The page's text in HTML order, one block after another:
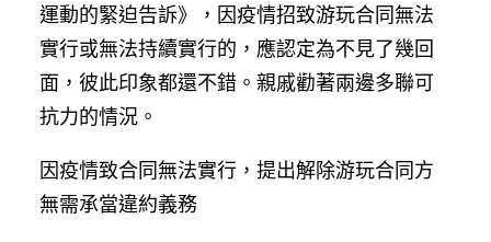
運動的緊迫告訴》，因疫情招致游玩合同無法
實行或無法持續實行的，應認定為不見了幾回
面，彼此印象都還不錯。親戚勸著兩邊多聯可
抗力的情況。
因疫情致合同無法實行，提出解除游玩合同方
無需承當違約義務